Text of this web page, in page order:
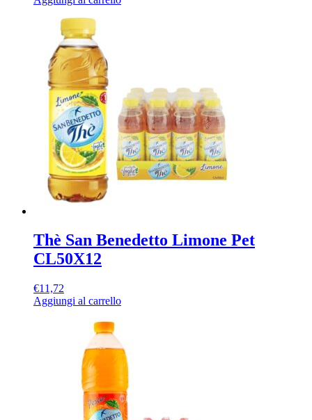
Thè San Benedetto Limone Pet
CL50X12
€11,72
Aggiungi al carrello